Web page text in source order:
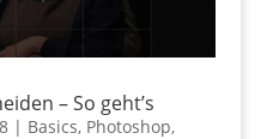
– So geht’s
| Basics, Photoshop,